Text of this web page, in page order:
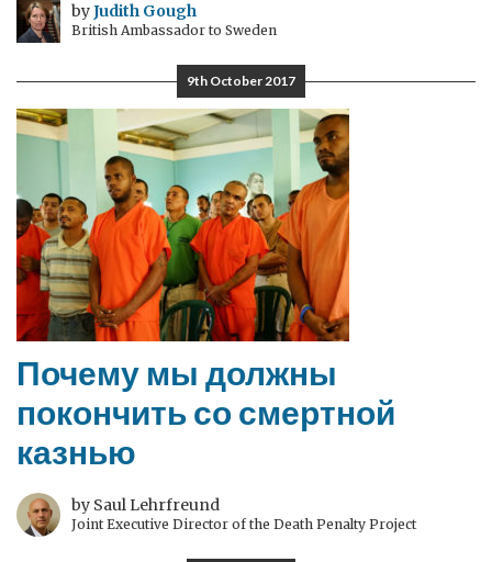
byJudith Gough
British Ambassador to Sweden
9th October 2017
Почему мы должны
покончить со смертной
казнью
by Saul Lehrfreund
Joint Executive Director of the Death Penalty Project